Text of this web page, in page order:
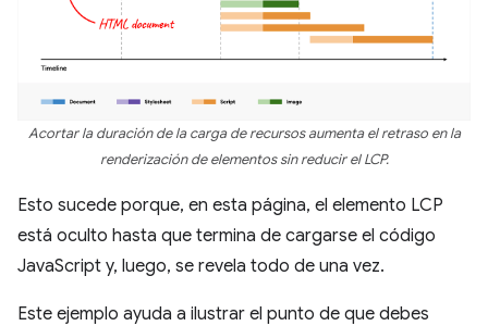
Acortar la duración de la carga de recursos aumenta el retraso en la
renderización de elementos sin reducir el LCP.
Esto sucede porque, en esta página, el elemento LCP
está oculto hasta que termina de cargarse el código
JavaScript y, luego, se revela todo de una vez.
Este ejemplo ayuda a ilustrar el punto de que debes